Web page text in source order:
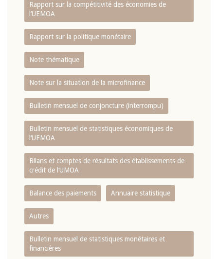
Rapport sur la compétitivité des économies de
l‘UEMOA
Rapport sur la politique monétaire
Note thématique
Note sur la situation de la microfinance
Bulletin mensuel de conjoncture (interrompu)
Bulletin mensuel de statistiques économiques de
l‘UEMOA
Bilans et comptes de résultats des établissements de
crédit de l‘UMOA
Balance des paiements Annuaire statistique
Autres
Bulletin mensuel de statistiques monétaires et
financières